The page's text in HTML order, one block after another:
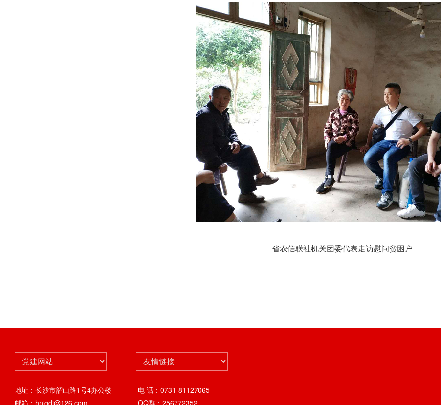
省农信联社机关团委代表走访慰问贫困户
地址：长沙市韶山路1号4办公楼
电 话：0731-81127065
邮箱：hnjgdj@126.com
QQ群：256772352